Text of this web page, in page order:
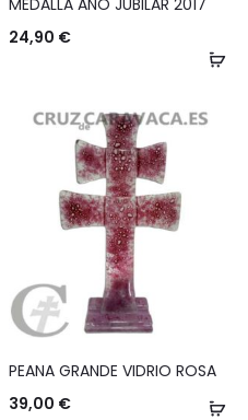
MEDALLA AÑO JUBILAR 2017
24,90 €
PEANA GRANDE VIDRIO ROSA
39,00 €